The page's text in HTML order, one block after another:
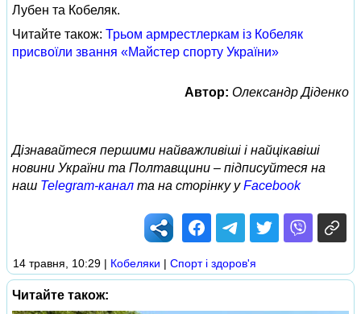
Лубен та Кобеляк.
Читайте також: Трьом армрестлеркам із Кобеляк
присвоїли звання «Майстер спорту України»
Автор: Олександр Діденко
Дізнавайтеся першими найважливіші і найцікавіші
новини України та Полтавщини – підписуйтеся на
наш Telegram-канал та на сторінку уFacebook
14 травня, 10:29 | Кобеляки | Спорт і здоров'я
Читайте також: